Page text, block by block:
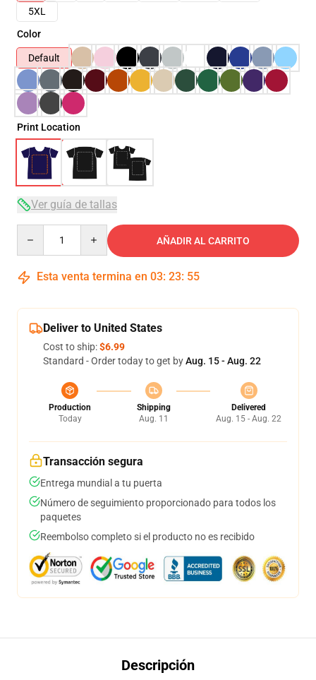
5XL
Color
Default
Print Location
Ver guía de tallas
AÑADIR AL CARRITO
Esta venta termina en 03: 23: 54
Deliver to United States
Cost to ship:$6.99
Standard - Order today to get byAug. 15 - Aug. 22
Production
Today
Shipping
Aug. 11
Delivered
Aug. 15 - Aug. 22
Transacción segura
Entrega mundial a tu puerta
Número de seguimiento proporcionado para todos los
paquetes
Reembolso completo si el producto no es recibido
Descripción